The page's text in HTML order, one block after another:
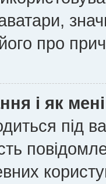
про
і як
під